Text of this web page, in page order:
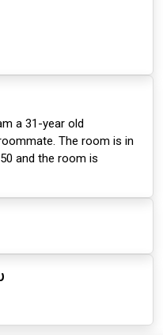
a 31-year old
The room is in
and the room is